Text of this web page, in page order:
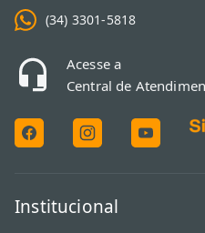
(34) 3301-5818
Acesse a
Central de
Institucional